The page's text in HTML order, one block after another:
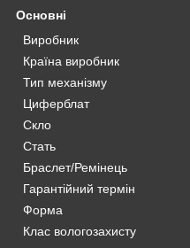
Основні
Виробник
Країна виробник
Тип механізму
Циферблат
Скло
Стать
Браслет/Ремінець
Гарантійний термін
Форма
Клас вологозахисту